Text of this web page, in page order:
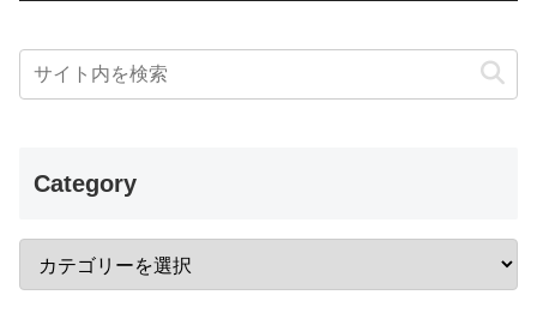
Category